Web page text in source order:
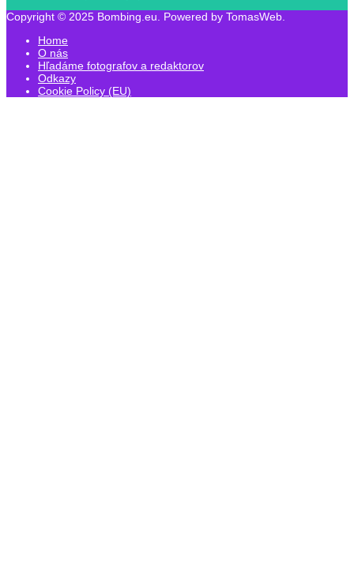
Copyright © 2025 Bombing.eu. Powered by TomasWeb.
Home
O nás
Hľadáme fotografov a redaktorov
Odkazy
Cookie Policy (EU)